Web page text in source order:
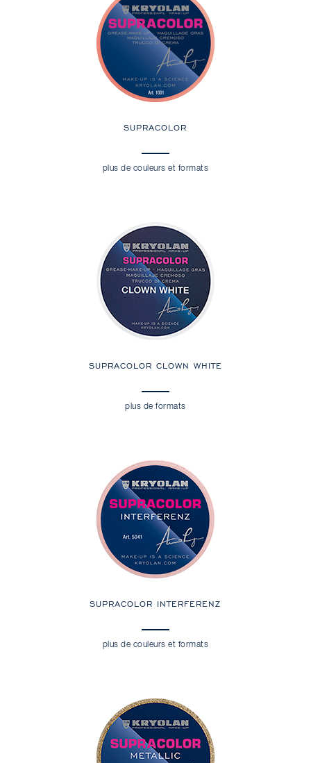
SUPRACOLOR
plus de couleurs et formats
SUPRACOLOR CLOWN WHITE
plus de formats
SUPRACOLOR INTERFERENZ
plus de couleurs et formats